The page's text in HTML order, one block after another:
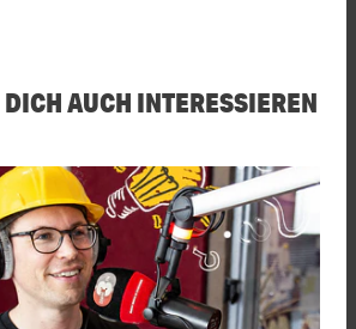
AUCH INTERESSIEREN